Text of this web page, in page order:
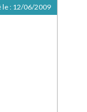
le : 12/06/2009